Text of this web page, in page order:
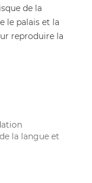
de la
le palais et la
reproduire la
la langue et